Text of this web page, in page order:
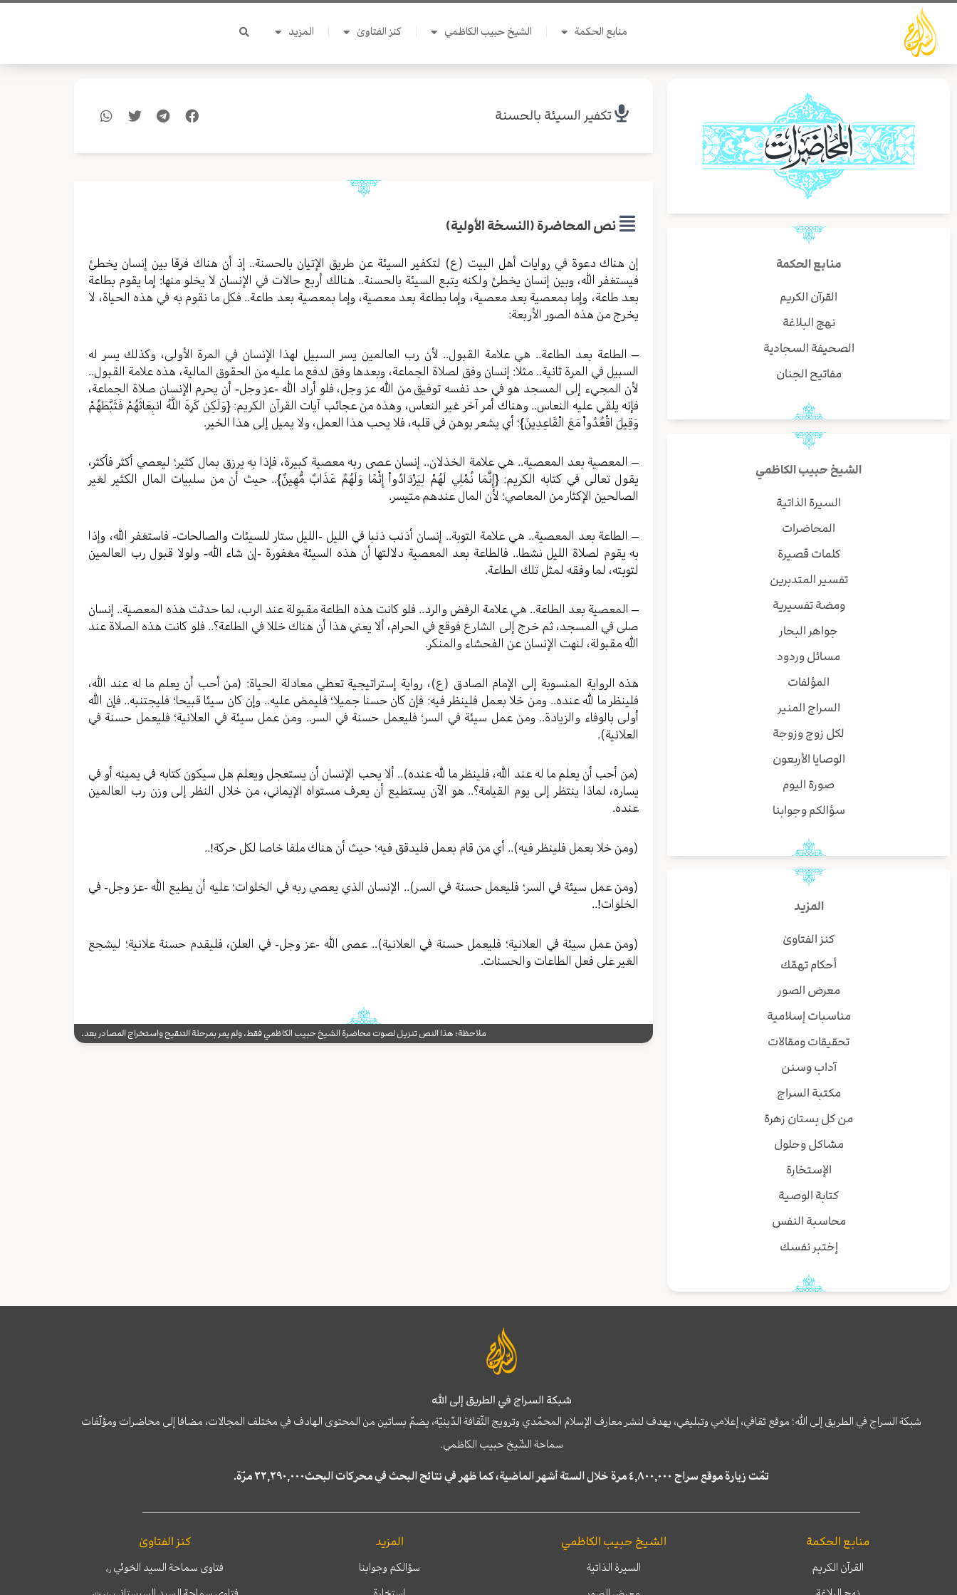
تخطي
المحتوى
منابع الحكمة الشيخ حبيب الكاظمي كنز الفتاوىٰ المزيد
منابع الحكمة
القرآن الكريم
نهج البلاغة
الصحيفة السجادية
مفاتيح الجنان
الشيخ حبيب الكاظمي
السيرة الذاتية
المحاضرات
كلمات قصيرة
تفسير المتدبرين
ومضة تفسيرية
جواهر البحار
مسائل وردود
المؤلفات
السراج المنير
لكل زوج وزوجة
الوصايا الأربعون
صورة اليوم
سؤالكم وجوابنا
المزيد
كنز الفتاوىٰ
أحكام تهمّك
معرض الصور
مناسبات إسلامية
تحقيقات ومقالات
آداب وسنن
مكتبة السراج
من كل بستان زهرة
مشاكل وحلول
الإستخارة
كتابة الوصية
محاسبة النفس
إختبر نفسك
تكفير السيئة بالحسنة
نص المحاضرة (النسخة الأولية)
إن هناك دعوة في روايات أهل البيت (ع) لتكفير السيئة عن طريق الإتيان بالحسنة.. إذ أن هناك فرقا بين إنسان يخطئ
فيستغفر الله، وبين إنسان يخطئ ولكنه يتبع السيئة بالحسنة.. هنالك أربع حالات في الإنسان لا يخلو منها: إما يقوم بطاعة
بعد طاعة، وإما بمعصية بعد معصية، وإما بطاعة بعد معصية، وإما بمعصية بعد طاعة.. فكل ما نقوم به في هذه الحياة، لا
يخرج من هذه الصور الأربعة:
– الطاعة بعد الطاعة.. هي علامة القبول.. لأن رب العالمين يسر السبيل لهذا الإنسان في المرة الأولى، وكذلك يسر له
السبيل في المرة ثانية.. مثلا: إنسان وفق لصلاة الجماعة، وبعدها وفق لدفع ما عليه من الحقوق المالية، هذه علامة القبول..
لأن المجيء إلى المسجد هو في حد نفسه توفيق من الله عز وجل، فلو أراد الله -عز وجل- أن يحرم الإنسان صلاة الجماعة،
فإنه يلقي عليه النعاس.. وهناك أمر آخر غير النعاس، وهذه من عجائب آيات القرآن الكريم: {وَلَكِن كَرِهَ اللَّهُ انبِعَاثَهُمْ فَثَبَّطَهُمْ
وَقِيلَ اقْعُدُواْ مَعَ الْقَاعِدِينَ}؛ أي يشعر بوهن في قلبه، فلا يحب هذا العمل، ولا يميل إلى هذا الخير.
– المعصية بعد المعصية.. هي علامة الخذلان.. إنسان عصى ربه معصية كبيرة، فإذا به يرزق بمال كثير؛ ليعصي أكثر فأكثر،
يقول تعالى في كتابه الكريم: {إِنَّمَا نُمْلِي لَهُمْ لِيَزْدَادُواْ إِثْمًا وَلَهُمُ عَذَابٌ مُّهِينٌ}.. حيث أن من سلبيات المال الكثير لغير
الصالحين الإكثار من المعاصي؛ لأن المال عندهم متيسر.
– الطاعة بعد المعصية.. هي علامة التوبة.. إنسان أذنب ذنبا في الليل -الليل ستار للسيئات والصالحات- فاستغفر الله، وإذا
به يقوم لصلاة الليل نشطا.. فالطاعة بعد المعصية دلالتها أن هذه السيئة مغفورة -إن شاء الله- ولولا قبول رب العالمين
لتوبته، لما وفقه لمثل تلك الطاعة.
– المعصية بعد الطاعة.. هي علامة الرفض والرد.. فلو كانت هذه الطاعة مقبولة عند الرب، لما حدثت هذه المعصية.. إنسان
صلى في المسجد، ثم خرج إلى الشارع فوقع في الحرام، ألا يعني هذا أن هناك خللا في الطاعة؟.. فلو كانت هذه الصلاة عند
الله مقبولة، لنهت الإنسان عن الفحشاء والمنكر.
هذه الرواية المنسوبة إلى الإمام الصادق (ع)، رواية إستراتيجية تعطي معادلة الحياة: (من أحب أن يعلم ما له عند الله،
فلينظر ما لله عنده.. ومن خلا بعمل فلينظر فيه: فإن كان حسنا جميلا؛ فليمض عليه.. وإن كان سيئا قبيحا؛ فليجتنبه.. فإن الله
أولى بالوفاء والزيادة.. ومن عمل سيئة في السر؛ فليعمل حسنة في السر.. ومن عمل سيئة في العلانية؛ فليعمل حسنة في
العلانية).
(من أحب أن يعلم ما له عند الله، فلينظر ما لله عنده).. ألا يحب الإنسان أن يستعجل ويعلم هل سيكون كتابه في يمينه أو في
يساره، لماذا ينتظر إلى يوم القيامة؟.. هو الآن يستطيع أن يعرف مستواه الإيماني، من خلال النظر إلى وزن رب العالمين
عنده.
(ومن خلا بعمل فلينظر فيه).. أي من قام بعمل فليدقق فيه؛ حيث أن هناك ملفا خاصا لكل حركة!..
(ومن عمل سيئة في السر؛ فليعمل حسنة في السر).. الإنسان الذي يعصي ربه في الخلوات؛ عليه أن يطيع الله -عز وجل- في
الخلوات!..
(ومن عمل سيئة في العلانية؛ فليعمل حسنة في العلانية).. عصى الله -عز وجل- في العلن، فليقدم حسنة علانية؛ ليشجع
الغير على فعل الطاعات والحسنات.
ملاحظة: هذا النص تنزيل لصوت محاضرة الشيخ حبيب الكاظمي فقط، ولم يمر بمرحلة التنقيح واستخراج المصادر بعد.
شبكة السراج في الطريق إلى الله
شبكة السراج في الطريق إلى الله؛ موقع ثقافي، إعلامي وتبليغي، يهدف لنشر معارف الإسلام المحمّدي وترويج الثّقافة الدّينيّة، يضمّ بساتين من المحتوى الهادف في مختلف المجالات، مضافا إلى محاضرات ومؤلّفات
سماحة الشّيخ حبيب الكاظمي.
تمّت زيارة موقع سراج ٤,٨٠٠,٠٠٠ مرة خلال الستة أشهر الماضية، كما ظهر في نتائج البحث في محركات البحث٢٢,٢٩٠,٠٠٠ مرّة.
منابع الحكمة
القرآن الكريم
الشيخ حبيب الكاظمي
السيرة الذاتية
المزيد
سؤالكم وجوابنا
كنز الفتاوىٰ
فتاوى سماحة السيد الخوئي ره